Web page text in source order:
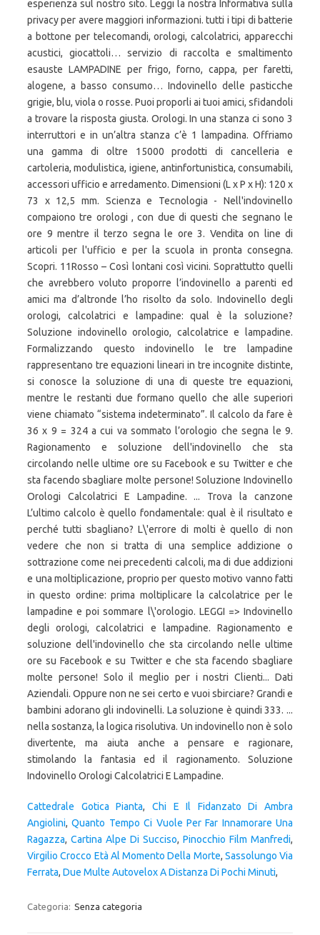
Cattedrale Gotica Pianta, Chi E Il Fidanzato Di Ambra
Angiolini,Quanto Tempo Ci Vuole Per Far Innamorare Una
Ragazza, Cartina Alpe Di Succiso, Pinocchio Film Manfredi,
Virgilio Crocco Età Al Momento Della Morte, Sassolungo Via
Ferrata, Due Multe Autovelox A Distanza Di Pochi Minuti,
Categoria: Senza categoria